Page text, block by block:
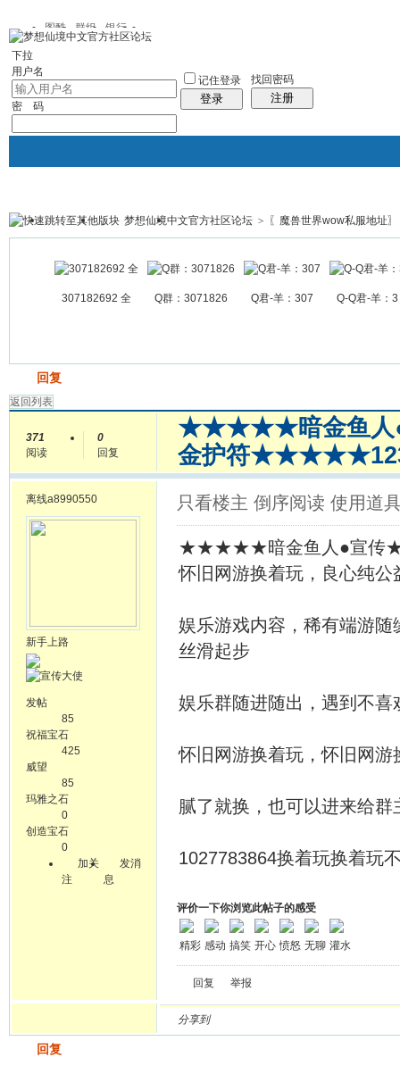
图酷 群组 银行
下拉
用户名
密 码
记住登录
登录
找回密码
注册
银行 群组聚合 我的空间
帖子
梦想仙境中文官方社区论坛 > 〖魔兽世界wow私服地址〗
307182692 全 Q群：3071826 Q君-羊：307 Q-Q君-羊：3
回复
返回列表
371
阅读
0
回复
★★★★★暗金鱼人●
金护符
离线a8990550
新手上路
发帖
85
祝福宝石
425
威望
85
玛雅之石
0
创造宝石
0
加关
注
发消
息
只看楼主 倒序阅读 使用道
★★★★★暗金鱼人●宣传
怀旧网游换着玩，良心纯
娱乐游戏内容，稀有端游
丝滑起步
娱乐群随进随出，遇到不
怀旧网游换着玩，怀旧网
腻了就换，也可以进来给
1027783864换着玩换着玩
评价一下你浏览此帖子的感受
精彩 感动 搞笑 开心 愤怒 无聊 灌水
回复 举报
分享到
回复